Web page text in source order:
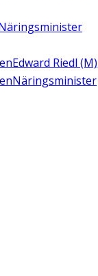
Edward Riedl (M)
Näringsminister